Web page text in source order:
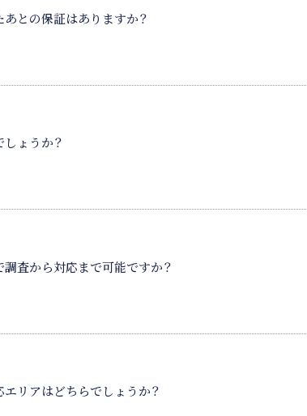
との保証はありますか？
ょうか？
査から対応まで可能ですか？
リアはどちらでしょうか？